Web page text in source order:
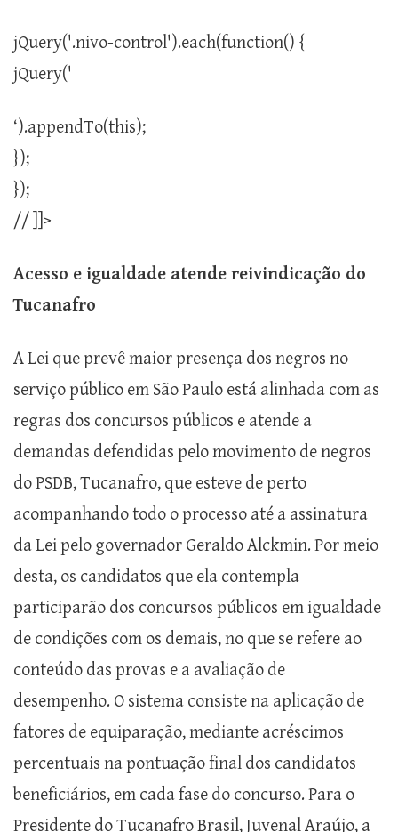
jQuery('.nivo-control').each(function() {
jQuery('
‘).appendTo(this);
});
});
// ]]>
Acesso e igualdade atende reivindicação do
Tucanafro
A Lei que prevê maior presença dos negros no
serviço público em São Paulo está alinhada com as
regras dos concursos públicos e atende a
demandas defendidas pelo movimento de negros
do PSDB, Tucanafro, que esteve de perto
acompanhando todo o processo até a assinatura
da Lei pelo governador Geraldo Alckmin. Por meio
desta, os candidatos que ela contempla
participarão dos concursos públicos em igualdade
de condições com os demais, no que se refere ao
conteúdo das provas e a avaliação de
desempenho. O sistema consiste na aplicação de
fatores de equiparação, mediante acréscimos
percentuais na pontuação final dos candidatos
beneficiários, em cada fase do concurso. Para o
Presidente do Tucanafro Brasil, Juvenal Araújo, a